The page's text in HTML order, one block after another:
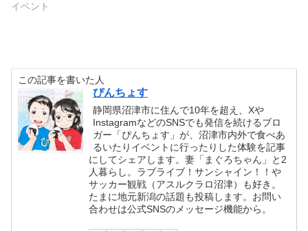
イベント
この記事を書いた人
ぴんちょす
静岡県沼津市に住んで10年を超え、Xや
InstagramなどのSNSでも発信を続けるブロ
ガー「ぴんちょす」が、沼津市内外で食べあ
るいたりイベントに行ったりした体験を記事
にしてシェアします。妻「まぐろちゃん」と2
人暮らし。ラブライブ！サンシャイン！！や
サッカー観戦（アスルクラロ沼津）も好き。
たまに地元新潟の話題も投稿します。お問い
合わせは公式SNSのメッセージ機能から。